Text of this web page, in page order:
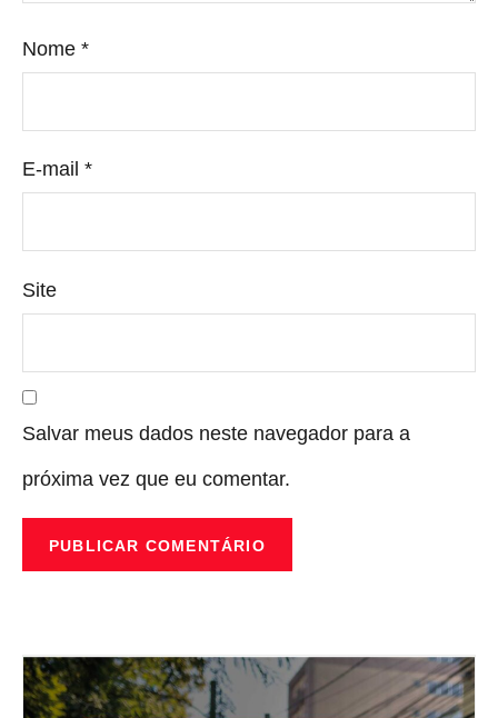
Nome *
E-mail *
Site
Salvar meus dados neste navegador para a
próxima vez que eu comentar.